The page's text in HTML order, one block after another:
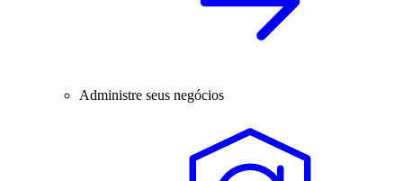
Administre seus negócios